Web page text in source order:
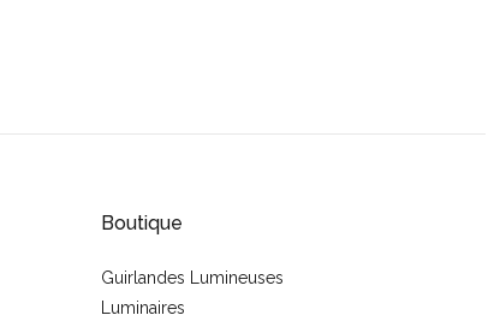
Boutique
Guirlandes Lumineuses
Luminaires